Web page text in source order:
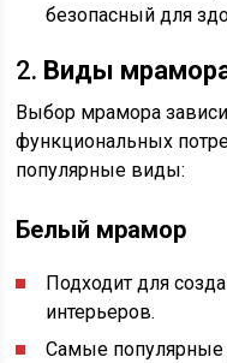
безопасный для
2. Виды
Выбор мрамора
функциональных
популярные виды:
Белый мрамор
Подходит для
интерьеров.
Самые популярные